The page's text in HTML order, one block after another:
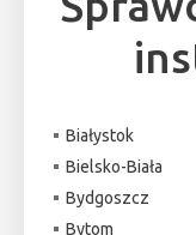
Białystok
Bielsko-Biała
Bydgoszcz
Bytom